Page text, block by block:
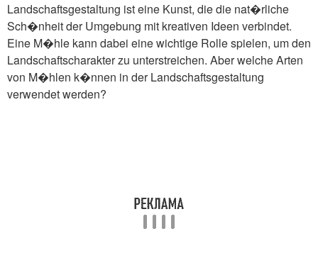
Landschaftsgestaltung ist eine Kunst, die die nat�rliche
Sch�nheit der Umgebung mit kreativen Ideen verbindet.
Eine M�hle kann dabei eine wichtige Rolle spielen, um den
Landschaftscharakter zu unterstreichen. Aber welche Arten
von M�hlen k�nnen in der Landschaftsgestaltung
verwendet werden?